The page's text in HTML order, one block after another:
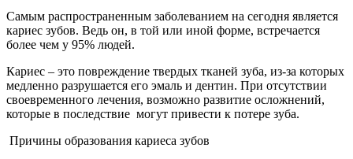
Самым распространенным заболеванием на сегодня является
кариес зубов. Ведь он, в той или иной форме, встречается
более чем у 95% людей.
Кариес – это повреждение твердых тканей зуба, из-за которых
медленно разрушается его эмаль и дентин. При отсутствии
своевременного лечения, возможно развитие осложнений,
которые в последствие могут привести к потере зуба.
Причины образования кариеса зубов